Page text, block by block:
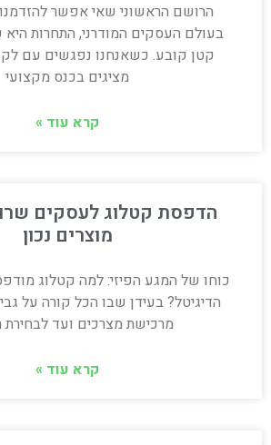
הרושם הראשוני שאי אפשר
בעולם העסקים המודרני, התחרות
קטן קובע. כשאנחנו נפגשים עם
מציגים בכנס מקצועי
קרא עוד »
הדפסת קטלוג לעסקים
מוצרים נכון
כוחו של המגע הפיזי: למה קטלוג
הדיגיטל? בעידן שבו הכל קורה על
מרכישת מצרכים ועד לבחירת
קרא עוד »